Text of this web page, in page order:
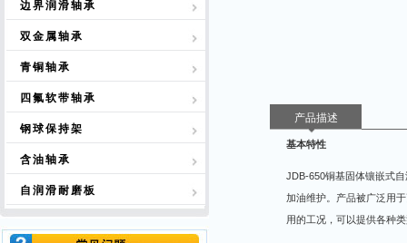
边界润滑轴承
双金属轴承
青铜轴承
四氟软带轴承
钢球保持架
含油轴承
自润滑耐磨板
产品描述
基本特性
JDB-650铜基固体镶嵌式
加油维护。产品被广泛用
用的工况，可以提供各种